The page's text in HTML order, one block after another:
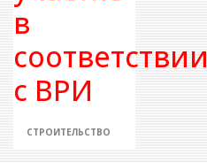
в
соответствии
с ВРИ
СТРОИТЕЛЬСТВО